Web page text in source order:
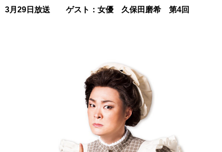
3月29日放送 ゲスト：女優 久保田磨希 第4回